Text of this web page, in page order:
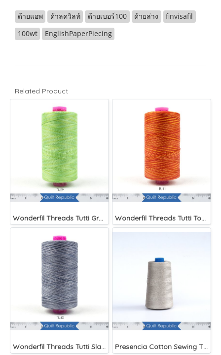
ด้ายแอพ ด้าลควิลท์ ด้ายเบอร์100 ด้ายล่าง
finvisafil
100wt
EnglishPaperPiecing
Related Product
Wonderfil Threads Tutti Grass Wonderfil Threads Tutti Tomato
Wonderfil Threads Tutti Slate Presencia Cotton Sewing Thread 3-ply 60wt 4882 Yards Grey